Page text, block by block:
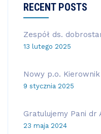
RECENT POSTS
Zespół ds.
13 lutego 2025
Nowy p.o. Kierownik
9 stycznia 2025
Gratulujemy Pani dr
23 maja 2024